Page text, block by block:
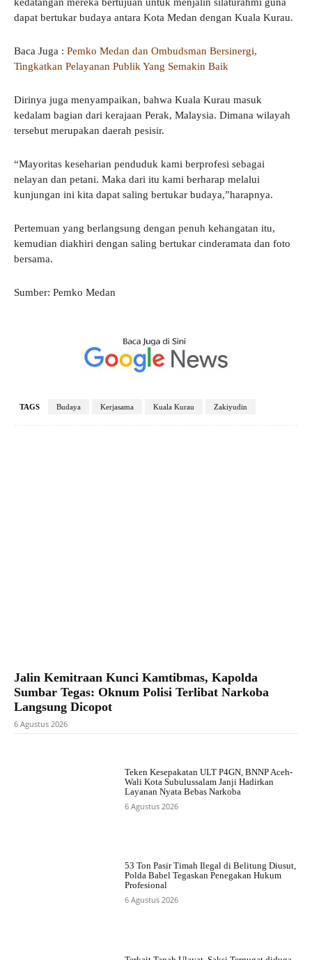
kedatangan mereka bertujuan untuk menjalin silaturahmi guna
dapat bertukar budaya antara Kota Medan dengan Kuala Kurau.
Baca Juga : Pemko Medan dan Ombudsman Bersinergi,
Tingkatkan Pelayanan Publik Yang Semakin Baik
Dirinya juga menyampaikan, bahwa Kuala Kurau masuk
kedalam bagian dari kerajaan Perak, Malaysia. Dimana wilayah
tersebut merupakan daerah pesisir.
“Mayoritas keseharian penduduk kami berprofesi sebagai
nelayan dan petani. Maka dari itu kami berharap melalui
kunjungan ini kita dapat saling bertukar budaya,”harapnya.
Pertemuan yang berlangsung dengan penuh kehangatan itu,
kemudian diakhiri dengan saling bertukar cinderamata dan foto
bersama.
Sumber: Pemko Medan
TAGS Budaya Kerjasama Kuala Kurau Zakiyudin
Jalin Kemitraan Kunci Kamtibmas, Kapolda
Sumbar Tegas: Oknum Polisi Terlibat Narkoba
Langsung Dicopot
6 Agustus 2026
Teken Kesepakatan ULT P4GN, BNNP Aceh-
Wali Kota Subulussalam Janji Hadirkan
Layanan Nyata Bebas Narkoba
6 Agustus 2026
53 Ton Pasir Timah Ilegal di Belitung Diusut,
Polda Babel Tegaskan Penegakan Hukum
Profesional
6 Agustus 2026